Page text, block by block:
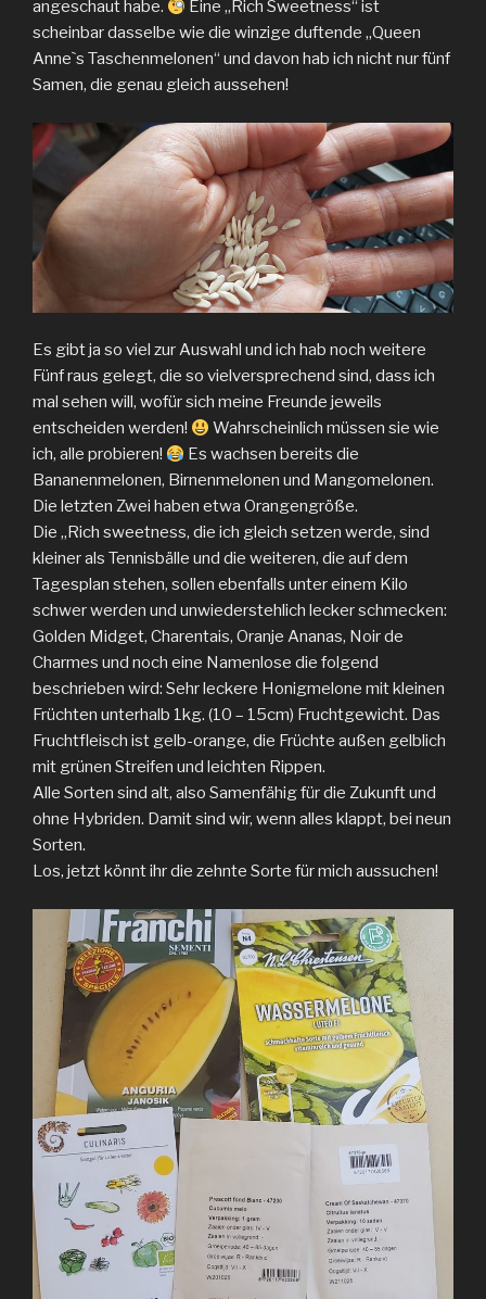
angeschaut habe.
Eine „Rich Sweetness“ ist
scheinbar dasselbe wie die winzige duftende „Queen
Anneˋs Taschenmelonen“ und davon hab ich nicht nur fünf
Samen, die genau gleich aussehen!
Es gibt ja so viel zur Auswahl und ich hab noch weitere
Fünf raus gelegt, die so vielversprechend sind, dass ich
mal sehen will, wofür sich meine Freunde jeweils
entscheiden werden!
Wahrscheinlich müssen sie wie
ich, alle probieren!
Es wachsen bereits die
Bananenmelonen, Birnenmelonen und Mangomelonen.
Die letzten Zwei haben etwa Orangengröße.
Die „Rich sweetness, die ich gleich setzen werde, sind
kleiner als Tennisbälle und die weiteren, die auf dem
Tagesplan stehen, sollen ebenfalls unter einem Kilo
schwer werden und unwiederstehlich lecker schmecken:
Golden Midget, Charentais, Oranje Ananas, Noir de
Charmes und noch eine Namenlose die folgend
beschrieben wird: Sehr leckere Honigmelone mit kleinen
Früchten unterhalb 1kg. (10 – 15cm) Fruchtgewicht. Das
Fruchtfleisch ist gelb-orange, die Früchte außen gelblich
mit grünen Streifen und leichten Rippen.
Alle Sorten sind alt, also Samenfähig für die Zukunft und
ohne Hybriden. Damit sind wir, wenn alles klappt, bei neun
Sorten.
Los, jetzt könnt ihr die zehnte Sorte für mich aussuchen!